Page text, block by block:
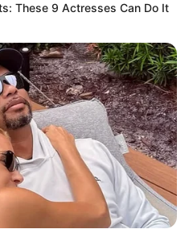
de orientação ao aluno do
These 9 Actresses Can Do It